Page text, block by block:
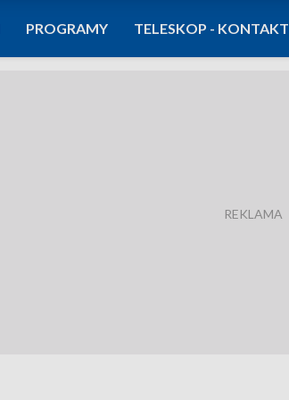
PROGRAMY TELESKOP - KONTAKT